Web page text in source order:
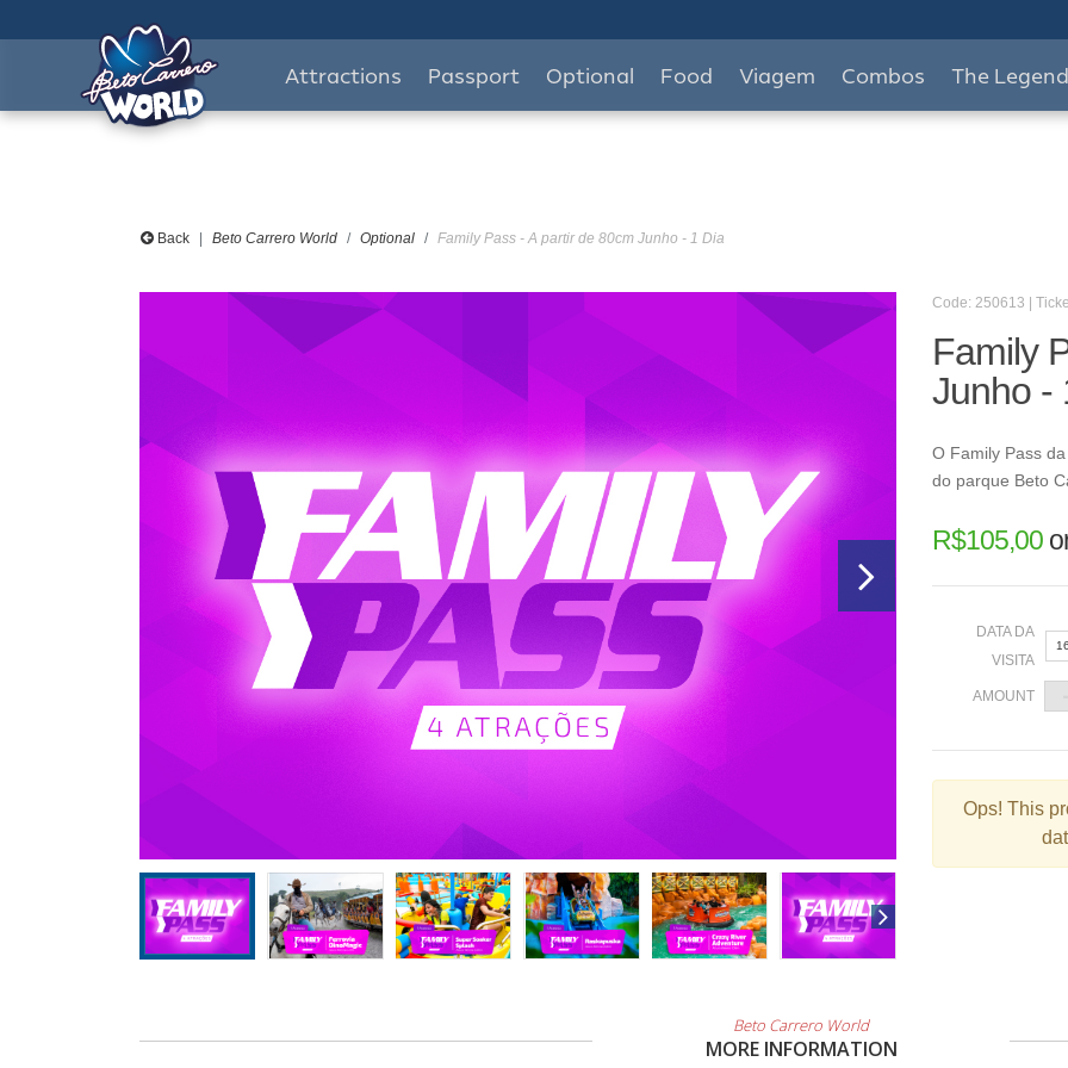
Attractions Passport Optional Food Viagem Combos The Legend
Back Beto Carrero World Optional Family Pass - A partir de 80cm Junho - 1 Dia
Code: 250613 |
Family
Junho -
O Family Pass
do parque Beto
R$105,00
DATA DA
VISITA
2
9
AMOUNT
Ops! This
Beto Carrero World
MORE INFORMATION